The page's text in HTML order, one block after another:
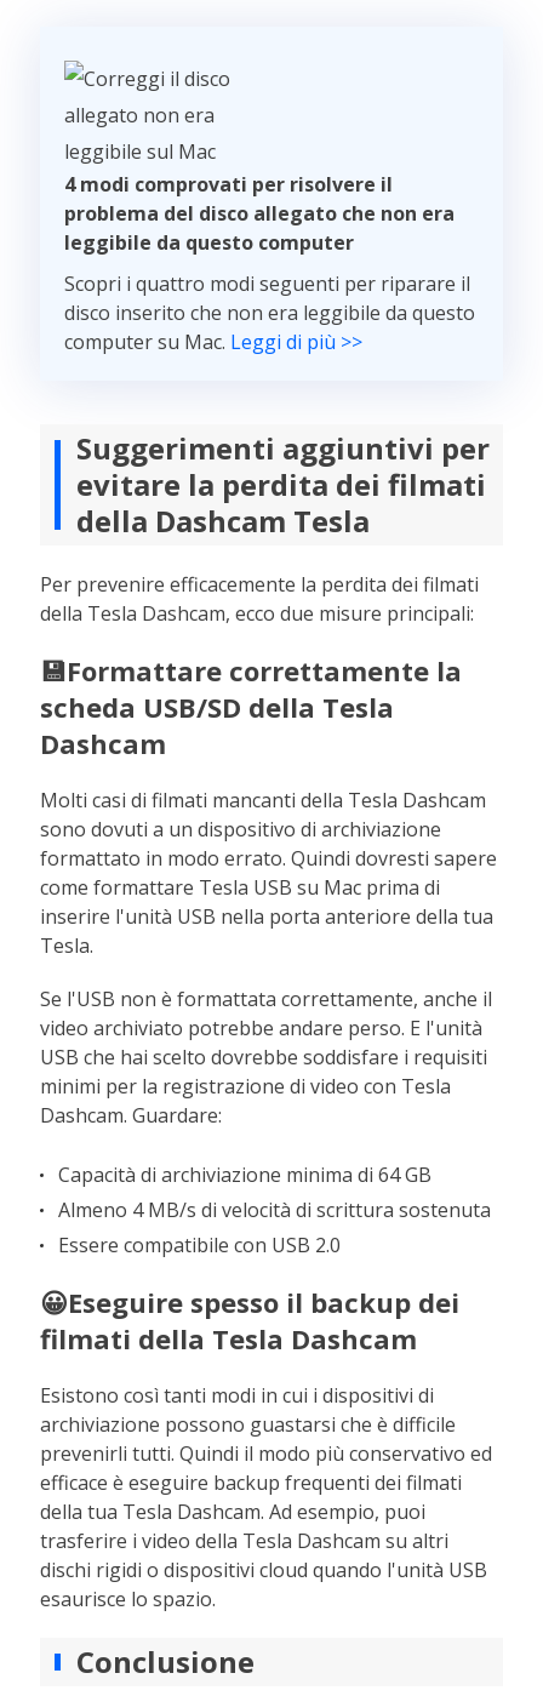
4 modi comprovati per risolvere il
problema del disco allegato che non era
leggibile da questo computer
Scopri i quattro modi seguenti per riparare il
disco inserito che non era leggibile da questo
computer su Mac. Leggi di più >>
Suggerimenti aggiuntivi per
evitare la perdita dei filmati
della Dashcam Tesla
Per prevenire efficacemente la perdita dei filmati
della Tesla Dashcam, ecco due misure principali:
💾Formattare correttamente la
scheda USB/SD della Tesla
Dashcam
Molti casi di filmati mancanti della Tesla Dashcam
sono dovuti a un dispositivo di archiviazione
formattato in modo errato. Quindi dovresti sapere
come formattare Tesla USB su Mac prima di
inserire l'unità USB nella porta anteriore della tua
Tesla.
Se l'USB non è formattata correttamente, anche il
video archiviato potrebbe andare perso. E l'unità
USB che hai scelto dovrebbe soddisfare i requisiti
minimi per la registrazione di video con Tesla
Dashcam. Guardare:
Capacità di archiviazione minima di 64 GB
Almeno 4 MB/s di velocità di scrittura sostenuta
Essere compatibile con USB 2.0
😀Eseguire spesso il backup dei
filmati della Tesla Dashcam
Esistono così tanti modi in cui i dispositivi di
archiviazione possono guastarsi che è difficile
prevenirli tutti. Quindi il modo più conservativo ed
efficace è eseguire backup frequenti dei filmati
della tua Tesla Dashcam. Ad esempio, puoi
trasferire i video della Tesla Dashcam su altri
dischi rigidi o dispositivi cloud quando l'unità USB
esaurisce lo spazio.
Conclusione